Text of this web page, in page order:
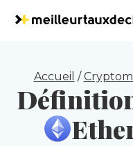
Accueil /